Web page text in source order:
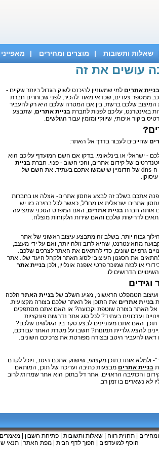
שאלות ותשובות | מוצרים ומחירים |
עושים את זה
בניית אתרים למי שמעוניין להיכנס לשוק הגדול ביותר שקיים -
ממספר צעדים, שכדאי מאוד להכיר, לפני שבוחרים חברת
שלכם ברשת. בין אם המטרה שלכם היא רק להעביר
באינטרנט, עליכם לפנות לחברת בניית אתרים, שתבצע
ביקור איכותי, שיווקי ומזמין עבור הגולשים.
שחייבים לעבור בדרך אל האתר:
- ישראלי או בינלאומי. בדקו אם השם המועדף עליכם הוא
של קידום אתרים, והכי חשוב - פנוי. חברת בניית
שבחרתם תבצע את הגדרות ה-dns של הדומיין שישמשו אתכם בעתיד. את השם של
אתכם בשלב זה לבצע אחסון אתרים- אצלה או בחברות
אתרים ישראלית או מחו"ל, כאשר לכל בחירה כזו יש
אותה חברת בניית אתרים, האם המפרט הטכני שמציעה
לדרישות שלכם והאם שירות הלקוחות מוצלח.
גבוה יותר. בשלב זה מתבצע עיצוב ראשוני של אתר
מהאינטרנט, שהיא לרוב זולה יותר, ואם על ידי מעצב,
גרפיים שונים, כדי להתאים את האתר לצרכים שלכם.
את הסגנון העיצובי לסוג האתר ולקהל היעד שלו. אתר
או לכזה שמוכר פרטי אופנה אונליין, ולכן בניית אתר
הדרושים לו.
הטמפלט הראשוני, מגיע השלב של בניית האתר הלכה
בניית אתרים את התוכן אל האתר שלכם בצורה מקצועית.
אל האתר בצורה שוטפת וקבועה? או האם אתם מסתפקים
ועדכונים בעתיד? לכל סוג אתר נדרשות פונקציות
תוכן. האם אתם מעוניינים לבצע סקר בין הגולשים שלכם?
להציג גלריית תמונות? חשבו על מטרת האתר עבורכם,
דאגו להעביר היטב ובצורה מפורטת את צרכיכם השונים.
אותו בתוכן מקצועי, שישווק אתכם היטב, ויוכל לקדם
בניית אתרים מבצעות כתיבה ועריכה של תוכן, המותאם
והכתיבה הראויים. אתר דל בתוכן הוא אתר שמדורג לרוב
לא נשארים בו זמן רב.
תחזית רווח שאלות ותשובות פתיחת חשבון מאמרים
הוסף למועדפים
הפוך לדף הבית מפת האתר תנאי